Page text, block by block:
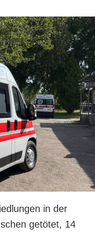
in der
getötet, 14